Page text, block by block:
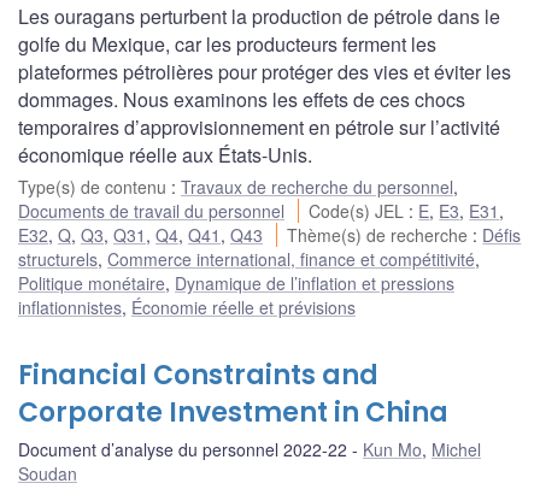
Les ouragans perturbent la production de pétrole dans le
golfe du Mexique, car les producteurs ferment les
plateformes pétrolières pour protéger des vies et éviter les
dommages. Nous examinons les effets de ces chocs
temporaires d’approvisionnement en pétrole sur l’activité
économique réelle aux États-Unis.
Type(s) de contenu : Travaux de recherche du personnel,
Documents de travail du personnel
Code(s) JEL : E, E3, E31 ,
E32, Q, Q3, Q31 , Q4, Q41 , Q43 Thème(s) de recherche : Défis
structurels, Commerce international, finance et compétitivité,
Politique monétaire, Dynamique de l’inflation et pressions
inflationnistes, Économie réelle et prévisions
Financial Constraints and
Corporate Investment in China
Document d’analyse du personnel 2022-22 Kun Mo, Michel
Soudan